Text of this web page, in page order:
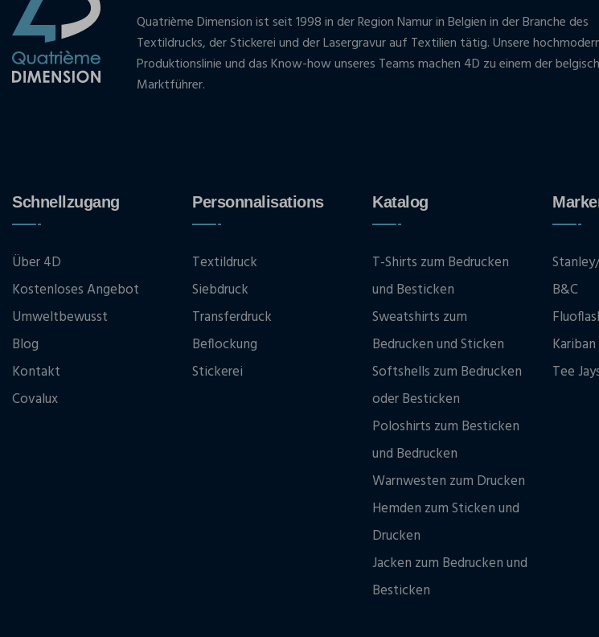
Quatrième Dimension ist seit 1998 in der Region Namur in Belgien in der Branche des
Textildrucks, der Stickerei und der Lasergravur auf Textilien tätig. Unsere
Produktionslinie und das Know-how unseres Teams machen 4D zu einem der
Marktführer.
Schnellzugang
Über 4D
Kostenloses Angebot
Umweltbewusst
Blog
Kontakt
Covalux
Personnalisations
Textildruck
Siebdruck
Transferdruck
Beflockung
Stickerei
Katalog
T-Shirts zum Bedrucken
und Besticken
Sweatshirts zum
Bedrucken und Sticken
Softshells zum Bedrucken
oder Besticken
Poloshirts zum Besticken
und Bedrucken
Warnwesten zum Drucken
Hemden zum Sticken und
Drucken
Jacken zum Bedrucken und
Besticken
B&C
Kariban
Tee